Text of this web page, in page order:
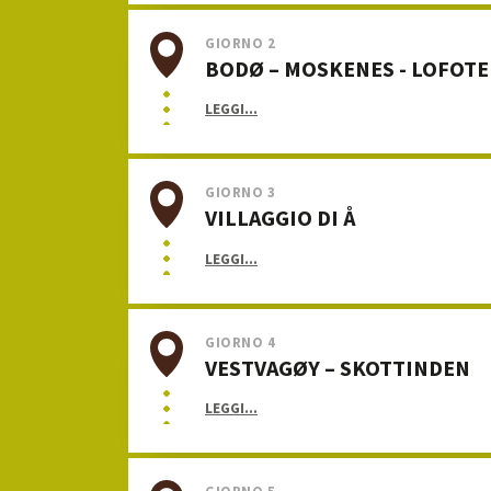
GIORNO 2
BODØ – MOSKENES -
LEGGI...
GIORNO 3
VILLAGGIO DI Å
LEGGI...
GIORNO 4
VESTVAGØY – SKOTTINDEN
LEGGI...